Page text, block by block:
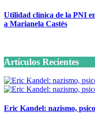
Utilidad clínica de la PNI
a Marianela Castés
Artículos Recientes
Eric Kandel: nazismo,